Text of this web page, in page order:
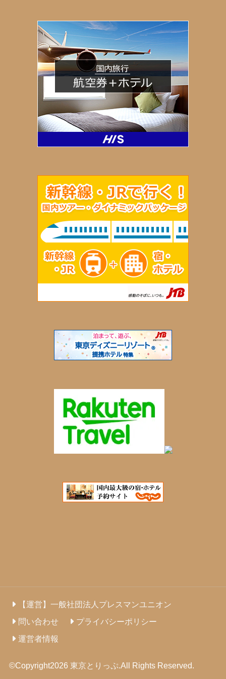
【運営】一般社団法人プレスマンユニオン
問い合わせ
プライバシーポリシー
運営者情報
©Copyright2026 東京とりっぷ.All Rights Reserved.